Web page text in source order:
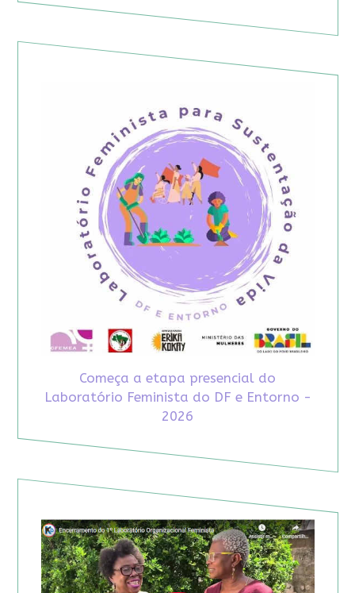
Começa a etapa presencial do
Laboratório Feminista do DF e Entorno -
2026